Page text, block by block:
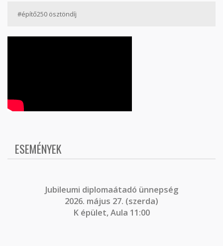
#építő250 ösztöndíj
ESEMÉNYEK
Jubileumi diplomaátadó ünnepség
2026. május 27. (szerda)
K épület, Aula 11:00